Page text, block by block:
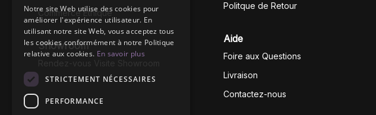
Commerce Éthique
Showroom
Politque de Retour
Aide
Foire aux Questions
Livraison
Contactez-nous
Notre site Web utilise des cookies pour
améliorer l'expérience utilisateur. En
utilisant notre site Web, vous acceptez tous
les cookies conformément à notre Politique
relative aux cookies. En savoir plus
STRICTEMENT NÉCESSAIRES
PERFORMANCE